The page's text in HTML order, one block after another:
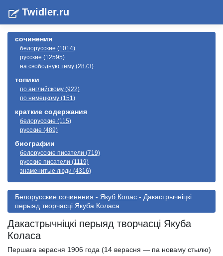
Twidler.ru
сочинения
белорусские (1014)
русские (12595)
на свободную тему (2873)
топики
по английскому (922)
по немецкому (151)
краткие содержания
белорусские (115)
русские (489)
биографии
белорусские писатели (719)
русские писатели (1119)
знаменитые люди (4316)
Белорусские сочинения - Якуб Колас - Дакастрычніцкі
перыяд творчасці Якуба Коласа
Дакастрычніцкі перыяд творчасці Якуба
Коласа
Першага верасня 1906 года (14 верасня — па новаму стылю)